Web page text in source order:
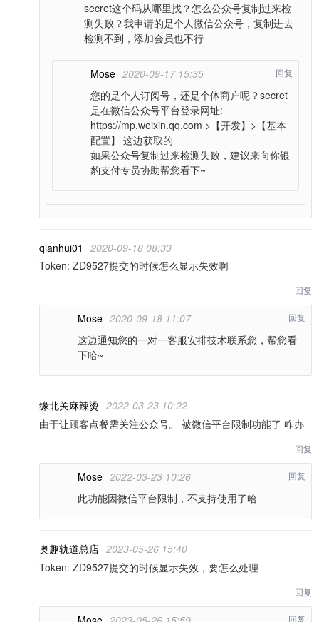
secret这个码从哪里找？怎么公众号复制过来检
测失败？我申请的是个人微信公众号，复制进去
检测不到，添加会员也不行
Mose 2020-09-17 15:35
您的是个人订阅号，还是个体商户呢？secret
是在微信公众号平台登录网址:
https://mp.weixin.qq.com >【开发】>【基本
配置】 这边获取的
如果公众号复制过来检测失败，建议来向你银
豹支付专员协助帮您看下~
回复
qianhui01
2020-09-18 08:33
Token: ZD9527提交的时候怎么显示失效啊
回复
Mose 2020-09-18 11:07
这边通知您的一对一客服安排技术联系您，帮您看
下哈~
回复
缘北关麻辣烫 2022-03-23 10:22
由于让顾客点餐需关注公众号。 被微信平台限制功能了 咋办
回复
Mose 2022-03-23 10:26
此功能因微信平台限制，不支持使用了哈
回复
奥趣轨道总店 2023-05-26 15:40
Token: ZD9527提交的时候显示失效，要怎么处理
回复
回复